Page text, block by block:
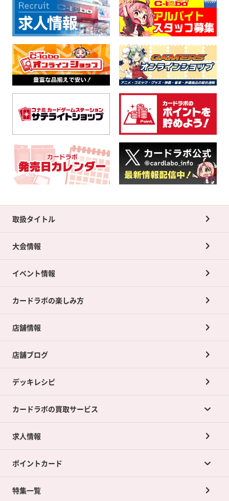
取扱タイトル
大会情報
イベント情報
カードラボの楽しみ方
店舗情報
店舗ブログ
デッキレシピ
カードラボの買取サービス
カードラボの買取サービスTOP
店舗買取について
ネット買取について
求人情報
ポイントカード
ポイントカードTOP
特集一覧